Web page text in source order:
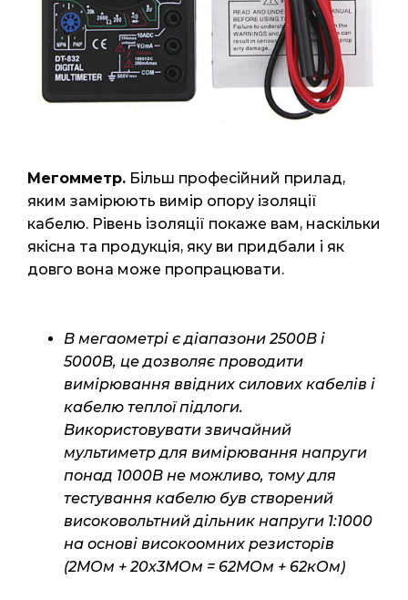
Мегомметр. Більш професійний прилад,
яким замірюють вимір опору ізоляції
кабелю. Рівень ізоляції покаже вам, наскільки
якісна та продукція, яку ви придбали і як
довго вона може пропрацювати.
В мегаометрі є діапазони 2500В і
5000В, це дозволяє проводити
вимірювання ввідних силових кабелів і
кабелю теплої підлоги.
Використовувати звичайний
мультиметр для вимірювання напруги
понад 1000В не можливо, тому для
тестування кабелю був створений
високовольтний дільник напруги 1:1000
на основі високоомних резисторів
(2МОм + 20х3МОм = 62МОм + 62кОм)